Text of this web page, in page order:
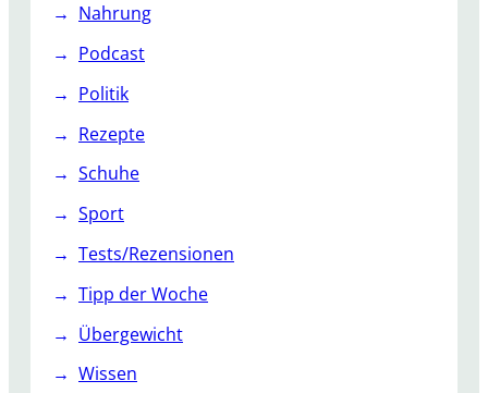
Nahrung
Podcast
Politik
Rezepte
Schuhe
Sport
Tests/Rezensionen
Tipp der Woche
Übergewicht
Wissen